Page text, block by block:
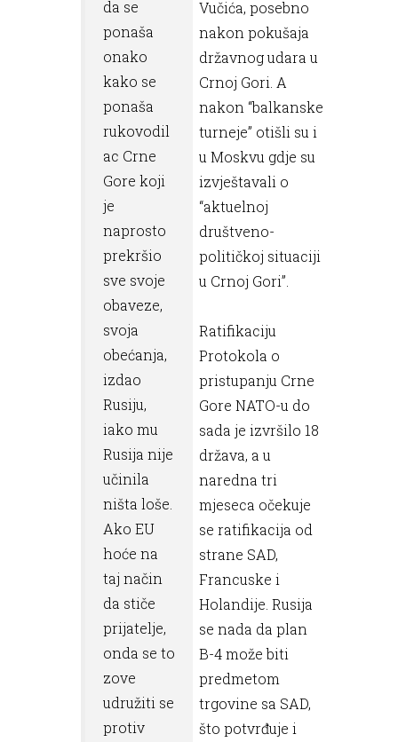
da se
ponaša
onako
kako se
ponaša
rukovodil
ac Crne
Gore koji
je
naprosto
prekršio
sve svoje
obaveze,
svoja
obećanja,
izdao
Rusiju,
iako mu
Rusija nije
učinila
ništa loše.
Ako EU
hoće na
taj način
da stiče
prijatelje,
onda se to
zove
udružiti se
protiv
Vučića, posebno
nakon pokušaja
državnog udara u
Crnoj Gori. A
nakon “balkanske
turneje” otišli su i
u Moskvu gdje su
izvještavali o
“aktuelnoj
društveno-
političkoj situaciji
u Crnoj Gori”.
Ratifikaciju
Protokola o
pristupanju Crne
Gore NATO-u do
sada je izvršilo 18
država, a u
naredna tri
mjeseca očekuje
se ratifikacija od
strane SAD,
Francuske i
Holandije. Rusija
se nada da plan
B-4 može biti
predmetom
trgovine sa SAD,
što potvrđuje i